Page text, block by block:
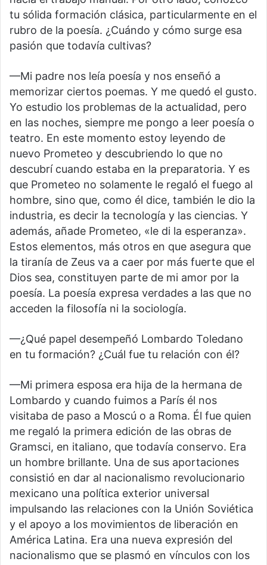
tu sólida formación clásica, particularmente en el
rubro de la poesía. ¿Cuándo y cómo surge esa
pasión que todavía cultivas?
—Mi padre nos leía poesía y nos enseñó a
memorizar ciertos poemas. Y me quedó el gusto.
Yo estudio los problemas de la actualidad, pero
en las noches, siempre me pongo a leer poesía o
teatro. En este momento estoy leyendo de
nuevo Prometeo y descubriendo lo que no
descubrí cuando estaba en la preparatoria. Y es
que Prometeo no solamente le regaló el fuego al
hombre, sino que, como él dice, también le dio la
industria, es decir la tecnología y las ciencias. Y
además, añade Prometeo, «le di la esperanza».
Estos elementos, más otros en que asegura que
la tiranía de Zeus va a caer por más fuerte que el
Dios sea, constituyen parte de mi amor por la
poesía. La poesía expresa verdades a las que no
acceden la filosofía ni la sociología.
—¿Qué papel desempeñó Lombardo Toledano
en tu formación? ¿Cuál fue tu relación con él?
—Mi primera esposa era hija de la hermana de
Lombardo y cuando fuimos a París él nos
visitaba de paso a Moscú o a Roma. Él fue quien
me regaló la primera edición de las obras de
Gramsci, en italiano, que todavía conservo. Era
un hombre brillante. Una de sus aportaciones
consistió en dar al nacionalismo revolucionario
mexicano una política exterior universal
impulsando las relaciones con la Unión Soviética
y el apoyo a los movimientos de liberación en
América Latina. Era una nueva expresión del
nacionalismo que se plasmó en vínculos con los